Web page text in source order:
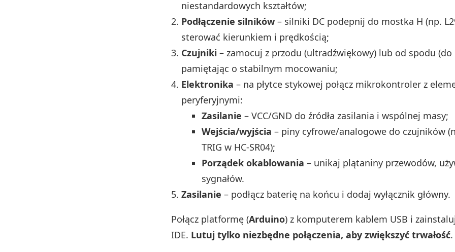
niestandardowych kształtów;
Podłączenie silników – silniki DC podepnij do mostka H (np.
sterować kierunkiem i prędkością;
Czujniki – zamocuj z przodu (ultradźwiękowy) lub od spodu (do
pamiętając o stabilnym mocowaniu;
Elektronika – na płytce stykowej połącz mikrokontroler z
peryferyjnymi:
Zasilanie – VCC/GND do źródła zasilania i wspólnej masy;
Wejścia/wyjścia – piny cyfrowe/analogowe do czujników
TRIG w HC-SR04);
Porządek okablowania – unikaj plątaniny przewodów,
sygnałów.
Zasilanie – podłącz baterię na końcu i dodaj wyłącznik główny.
Połącz platformę (Arduino) z komputerem kablem USB i
IDE. Lutuj tylko niezbędne połączenia, aby zwiększyć trwałość.